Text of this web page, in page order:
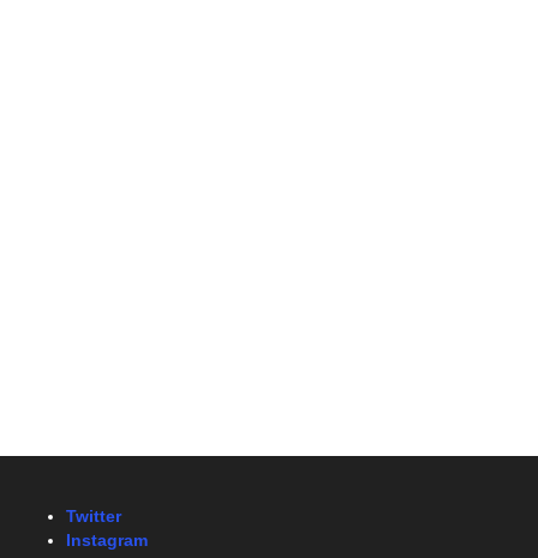
Twitter
Instagram